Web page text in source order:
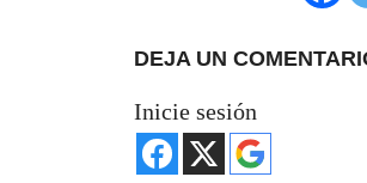
DEJA UN
Inicie sesión